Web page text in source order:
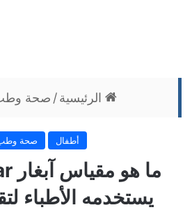
الرئيسية / صحة
أطفال صحة
يستخدمه الأطباء